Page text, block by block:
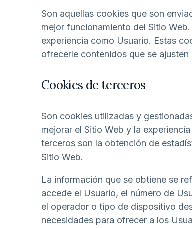
Son aquellas cookies que son
mejor funcionamiento del Sitio
experiencia como Usuario. Estas
ofrecerle contenidos que se ajusten
Cookies de terceros
Son cookies utilizadas y
mejorar el Sitio Web y la
terceros son la obtención de
Sitio Web.
La información que se obtiene se
accede el Usuario, el número de
el operador o tipo de dispositivo
necesidades para ofrecer a los